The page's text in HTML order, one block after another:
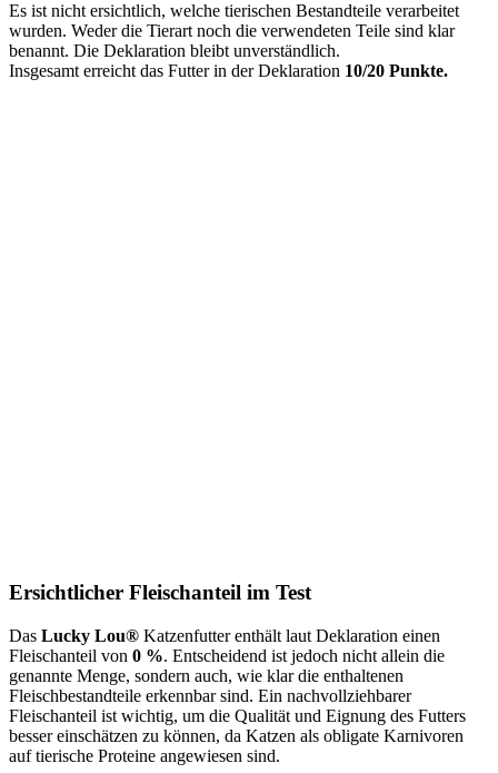
Es ist nicht ersichtlich, welche tierischen Bestandteile verarbeitet
wurden. Weder die Tierart noch die verwendeten Teile sind klar
benannt. Die Deklaration bleibt unverständlich.
Insgesamt erreicht das Futter in der Deklaration 10/20 Punkte.
Ersichtlicher Fleischanteil im Test
Das Lucky Lou® Katzenfutter enthält laut Deklaration einen
Fleischanteil von 0 %. Entscheidend ist jedoch nicht allein die
genannte Menge, sondern auch, wie klar die enthaltenen
Fleischbestandteile erkennbar sind. Ein nachvollziehbarer
Fleischanteil ist wichtig, um die Qualität und Eignung des Futters
besser einschätzen zu können, da Katzen als obligate Karnivoren
auf tierische Proteine angewiesen sind.